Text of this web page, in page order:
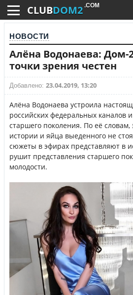
CLUBDOM2 .COM
НОВОСТИ
Алёна Водонаева: Дом-
точки зрения честен
Добавлено: 23.04.2019, 13:20
Алёна Водонаева устроила
российских федеральных каналов
старшего поколения. По её
истории и яйца выеденного не
сюжеты в эфирах представляют в
рушит представления старшего
молодости.